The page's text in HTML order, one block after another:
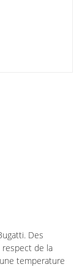
Des
respect de la
temperature